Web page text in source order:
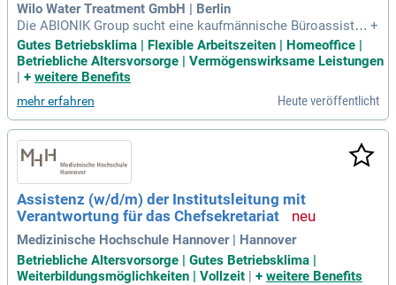
Wilo Water Treatment GmbH | Berlin
Die ABIONIK Group sucht eine kaufmännische Büroassisten
z (m/w/d). Als führender Anbieter für Umwelttechnologie bi
etet das Unternehmen Lösungen zur Wasser- und Luftaufber
eitung. Unsere Marken Martin Systems, Likusta, Steinhardt
uktportfolio. Mit fast 50 Jahren globaler Erfahrung garantier
en wir Qualität „Made in Germany“. Wir sind in Deutschland,
China und Indien tätig und beschäftigen über 430 Mitarbeite
nde. Mit einem Umsatz von etwa 70 Millionen Euro sind wir
bestens für zukünftiges Wachstum gerüstet und freuen uns
auf Ihre Bewerbung!
+
Gutes Betriebsklima | Flexible Arbeitszeiten | Homeoffice |
Betriebliche Altersvorsorge | Vermögenswirksame Leistungen
+ weitere Benefits
mehr erfahren Heute veröffentlicht
Assistenz (w/d/m) der Institutsleitung mit
Verantwortung für das Chefsekretariat
Medizinische Hochschule Hannover | Hannover
Betriebliche Altersvorsorge | Gutes Betriebsklima |
Weiterbildungsmöglichkeiten | Vollzeit | + weitere Benefits